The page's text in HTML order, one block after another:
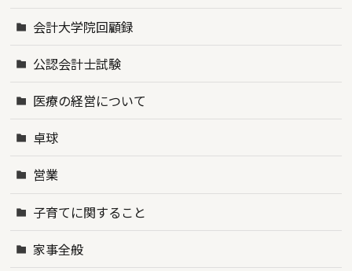
会計大学院回顧録
公認会計士試験
医療の経営について
卓球
営業
子育てに関すること
家事全般